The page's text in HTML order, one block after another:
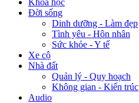
Khoa học
Đời sống
Dinh dưỡng - Làm đẹp
Tình yêu - Hôn nhân
Sức khỏe - Y tế
Xe cộ
Nhà đất
Quản lý - Quy hoạch
Không gian - Kiến trúc
Audio